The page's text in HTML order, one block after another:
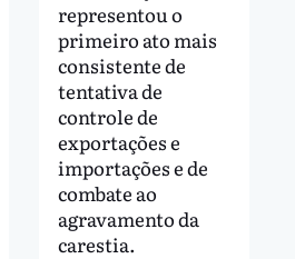
representou o
primeiro ato mais
consistente de
tentativa de
controle de
exportações e
importações e de
combate ao
agravamento da
carestia.